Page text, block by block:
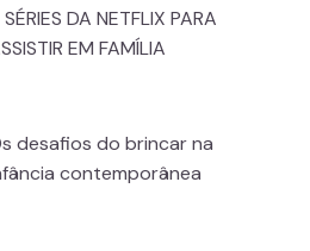
DA NETFLIX PARA
EM FAMÍLIA
desafios do brincar na
contemporânea